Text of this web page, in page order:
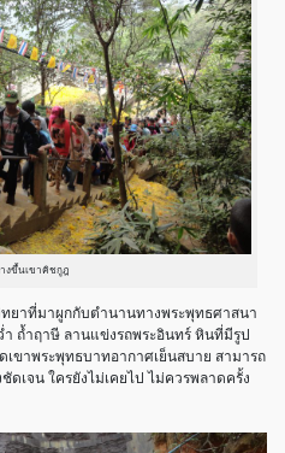
างขึ้นเขาคิชกูฎ
ยาที่มาผูกกับตำนานทางพระพุทธศาสนา
ถ้ำฤาษี ลานแข่งรถพระอินทร์ หินที่มีรูป
ขาพระพุทธบาทอากาศเย็นสบาย สามารถ
เจน ใครยังไม่เคยไป ไม่ควรพลาดครั้ง